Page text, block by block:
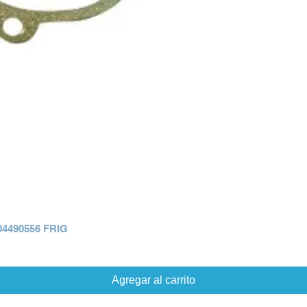
FRIG
Agregar al carrito